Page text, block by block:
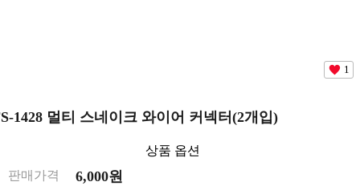
1
1428 멀티 스네이크 와이어 커넥터(2개입)
상품 옵션
판매가격
6,000원